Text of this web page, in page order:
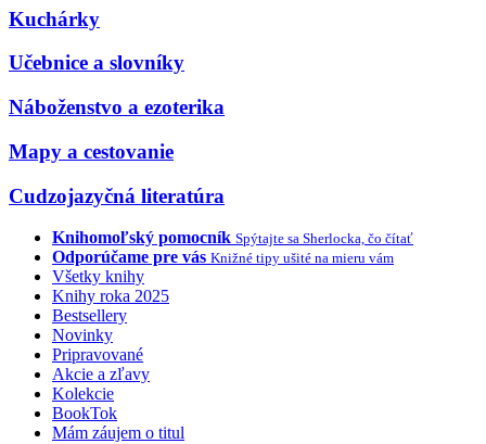
Kuchárky
Učebnice a slovníky
Náboženstvo a ezoterika
Mapy a cestovanie
Cudzojazyčná literatúra
Knihomoľský pomocník Spýtajte sa Sherlocka, čo čítať
Odporúčame pre vás Knižné tipy ušité na mieru vám
Všetky knihy
Knihy roka 2025
Bestsellery
Novinky
Pripravované
Akcie a zľavy
Kolekcie
BookTok
Mám záujem o titul